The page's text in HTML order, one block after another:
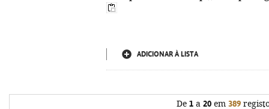
ADICIONAR À LISTA
De 1 a 20 em 389